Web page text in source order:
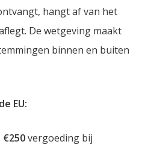
hangt af van het
De wetgeving maakt
binnen en buiten
EU:
€250vergoeding bij